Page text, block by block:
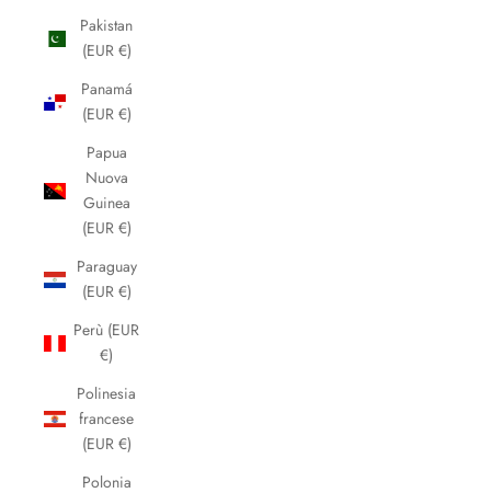
Pakistan
(EUR €)
Panamá
(EUR €)
Papua
Nuova
Guinea
(EUR €)
Paraguay
(EUR €)
Perù (EUR
€)
Polinesia
francese
(EUR €)
Polonia